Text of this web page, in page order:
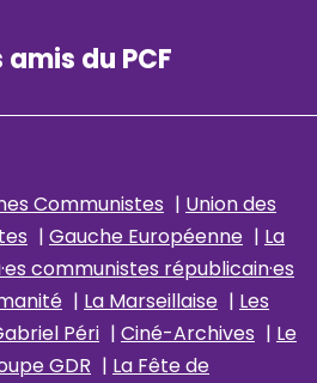
du PCF
Communistes | Union des
| Gauche Européenne | La
·es communistes républicain·es
| La Marseillaise | Les
Péri | Ciné-Archives | Le
GDR | La Fête de